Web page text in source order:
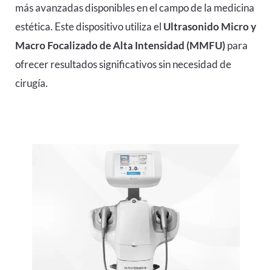
más avanzadas disponibles en el campo de la medicina
estética. Este dispositivo utiliza el Ultrasonido Micro y
Macro Focalizado de Alta Intensidad (MMFU)para
ofrecer resultados significativos sin necesidad de
cirugía.